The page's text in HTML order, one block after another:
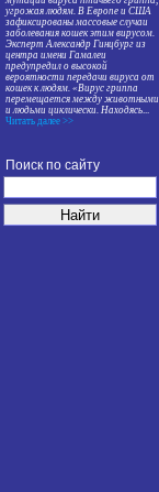
угрожая людям. В Европе и США
зафиксированы массовые случаи
заболевания кошек этим вирусом.
Эксперт Александр Гинцбург из
центра имени Гамалеи
предупредил о высокой
вероятности передачи вируса от
кошек к людям. «Вирус гриппа
перемещается между животными
и людьми циклически. Находясь...
Читать далее >>
Поиск по сайту